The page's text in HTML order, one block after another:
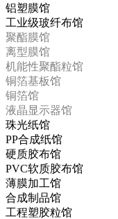
铝塑膜馆
工业级玻纤布馆
聚酯膜馆
离型膜馆
机能性聚酯粒馆
铜箔基板馆
铜箔馆
液晶显示器馆
珠光纸馆
PP合成纸馆
硬质胶布馆
PVC软质胶布馆
薄膜加工馆
合成制品馆
工程塑胶粒馆